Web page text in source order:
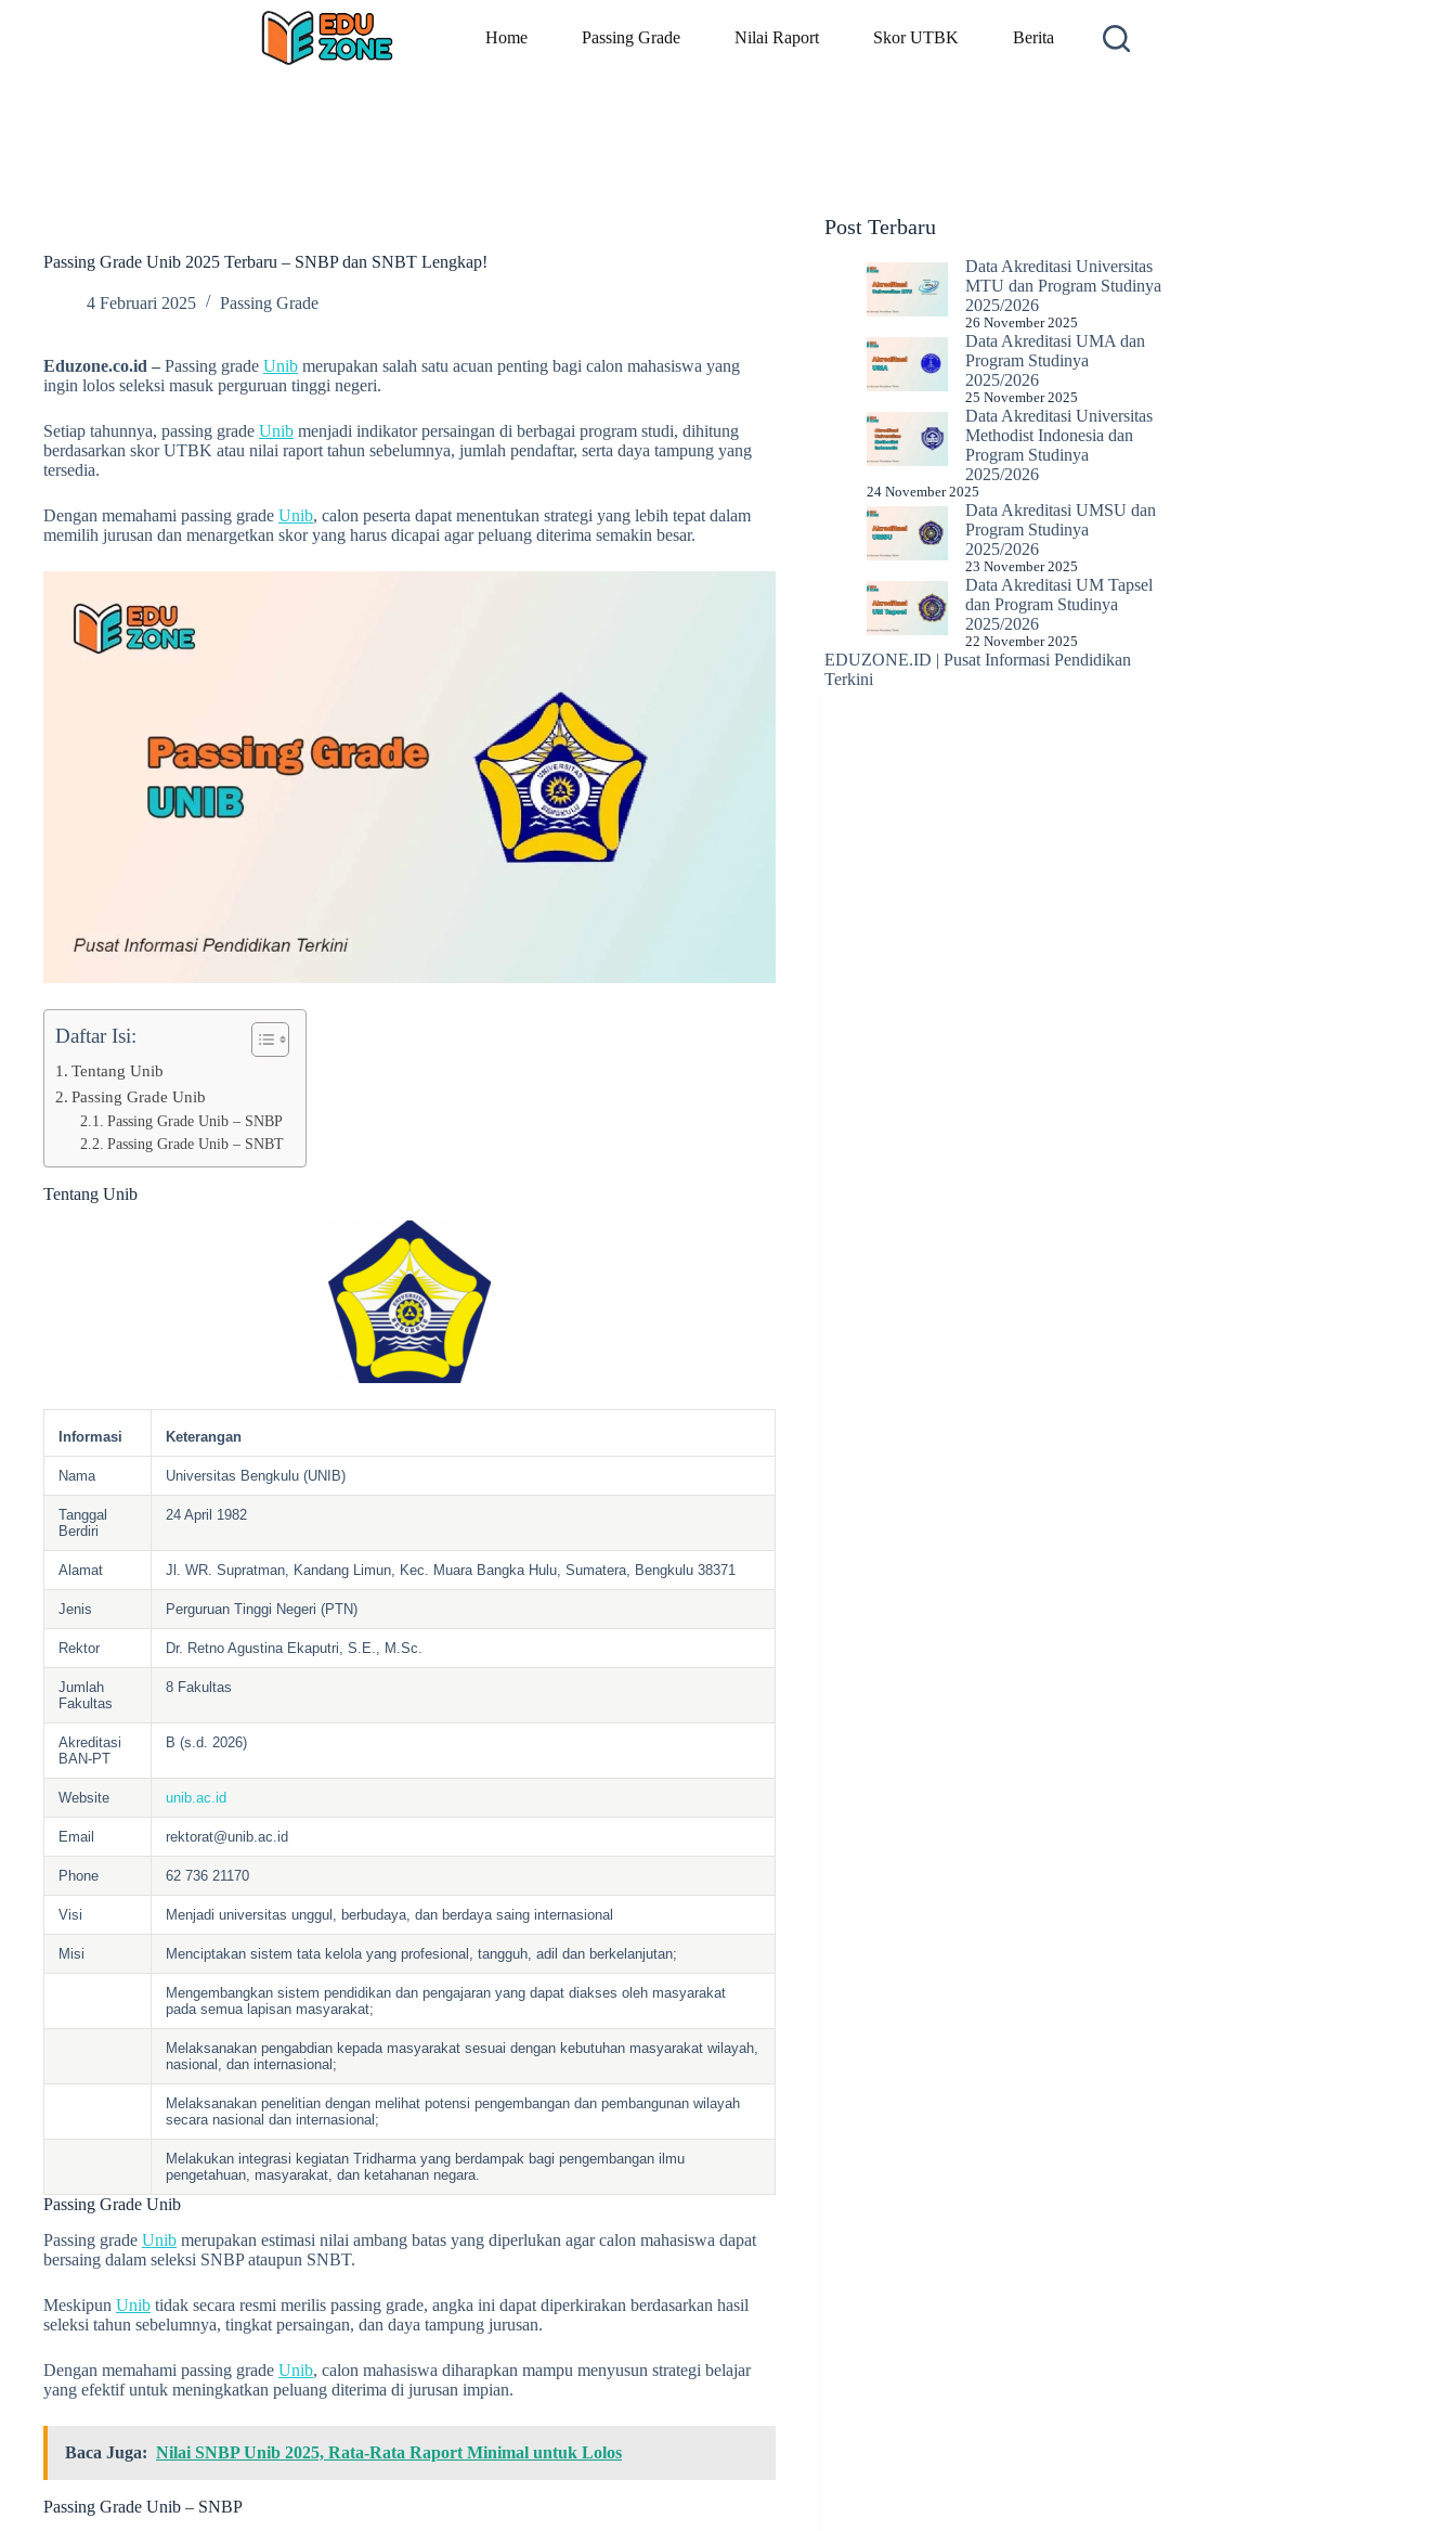
Home Passing Grade Nilai Raport Skor UTBK Berita
Passing Grade Unib 2025 Terbaru – SNBP dan SNBT Lengkap!
4 Februari 2025 Passing Grade
Eduzone.co.id – Passing grade Unib merupakan salah satu acuan penting bagi calon mahasiswa yang
ingin lolos seleksi masuk perguruan tinggi negeri.
Setiap tahunnya, passing grade Unib menjadi indikator persaingan di berbagai program studi, dihitung
berdasarkan skor UTBK atau nilai raport tahun sebelumnya, jumlah pendaftar, serta daya tampung yang
tersedia.
Dengan memahami passing grade Unib, calon peserta dapat menentukan strategi yang lebih tepat dalam
memilih jurusan dan menargetkan skor yang harus dicapai agar peluang diterima semakin besar.
Daftar Isi:
Tentang Unib
Passing Grade Unib
Passing Grade Unib – SNBP
Passing Grade Unib – SNBT
Tentang Unib
Informasi Keterangan
Nama Universitas Bengkulu (UNIB)
Tanggal
Berdiri
24 April 1982
Alamat Jl. WR. Supratman, Kandang Limun, Kec. Muara Bangka Hulu, Sumatera, Bengkulu 38371
Jenis Perguruan Tinggi Negeri (PTN)
Rektor Dr. Retno Agustina Ekaputri, S.E., M.Sc.
Jumlah
Fakultas
8 Fakultas
Akreditasi
BAN-PT
B (s.d. 2026)
Website unib.ac.id
Email rektorat@unib.ac.id
Phone 62 736 21170
Visi Menjadi universitas unggul, berbudaya, dan berdaya saing internasional
Misi Menciptakan sistem tata kelola yang profesional, tangguh, adil dan berkelanjutan;
Mengembangkan sistem pendidikan dan pengajaran yang dapat diakses oleh masyarakat
pada semua lapisan masyarakat;
Melaksanakan pengabdian kepada masyarakat sesuai dengan kebutuhan masyarakat wilayah,
nasional, dan internasional;
Melaksanakan penelitian dengan melihat potensi pengembangan dan pembangunan wilayah
secara nasional dan internasional;
Melakukan integrasi kegiatan Tridharma yang berdampak bagi pengembangan ilmu
pengetahuan, masyarakat, dan ketahanan negara.
Passing Grade Unib
Passing grade Unib merupakan estimasi nilai ambang batas yang diperlukan agar calon mahasiswa dapat
bersaing dalam seleksi SNBP ataupun SNBT.
Meskipun Unib tidak secara resmi merilis passing grade, angka ini dapat diperkirakan berdasarkan hasil
seleksi tahun sebelumnya, tingkat persaingan, dan daya tampung jurusan.
Dengan memahami passing grade Unib, calon mahasiswa diharapkan mampu menyusun strategi belajar
yang efektif untuk meningkatkan peluang diterima di jurusan impian.
Baca Juga: Nilai SNBP Unib 2025, Rata-Rata Raport Minimal untuk Lolos
Passing Grade Unib – SNBP
Post Terbaru
Data Akreditasi Universitas
MTU dan Program Studinya
2025/2026
26 November 2025
Data Akreditasi UMA dan
Program Studinya
2025/2026
25 November 2025
Data Akreditasi Universitas
Methodist Indonesia dan
Program Studinya
2025/2026
24 November 2025
Data Akreditasi UMSU dan
Program Studinya
2025/2026
23 November 2025
Data Akreditasi UM Tapsel
dan Program Studinya
2025/2026
22 November 2025
EDUZONE.ID | Pusat Informasi Pendidikan
Terkini